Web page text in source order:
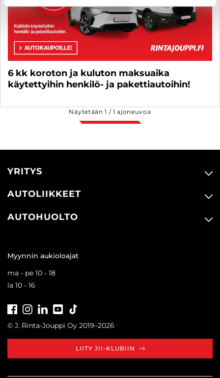
6 kk koroton ja kuluton maksuaika
käytettyihin henkilö- ja pakettiautoihin!
Näytetään1 /1 ajoneuvoa
YRITYS
AUTOLIIKKEET
AUTOHUOLTO
Myynnin aukioloajat
ma - pe 10 - 18
la 10 - 16
FacebookInstagramLinkedInYoutube
© J. Rinta-Jouppi Oy 2019–2026
LIITY JII-KLUBIIN